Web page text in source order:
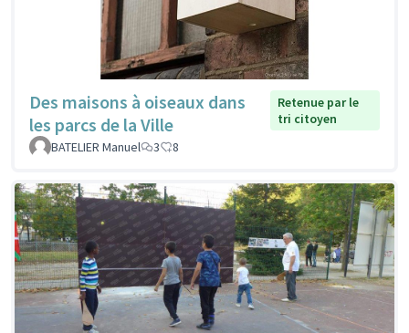
Des maisons à oiseaux dans
les parcs de la Ville
Retenue par le
tri citoyen
BATELIER Manuel
3 8